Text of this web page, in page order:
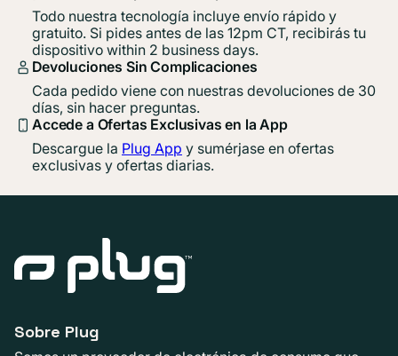
Todo nuestra tecnología incluye envío rápido y
gratuito. Si pides antes de las 12pm CT, recibirás tu
dispositivo within 2 business days.
Devoluciones Sin Complicaciones
Cada pedido viene con nuestras devoluciones de 30
días, sin hacer preguntas.
Accede a Ofertas Exclusivas en la App
Descargue la Plug App y sumérjase en ofertas
exclusivas y ofertas diarias.
Sobre Plug